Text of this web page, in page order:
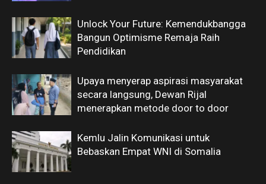
Unlock Your Future: Kemendukbangga
Bangun Optimisme Remaja Raih
Pendidikan
Upaya menyerap aspirasi masyarakat
secara langsung, Dewan Rijal
menerapkan metode door to door
Kemlu Jalin Komunikasi untuk
Bebaskan Empat WNI di Somalia